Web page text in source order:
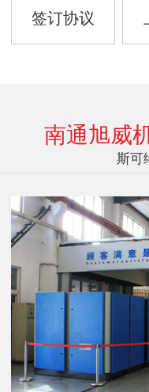
签订协议
南通旭威
斯可